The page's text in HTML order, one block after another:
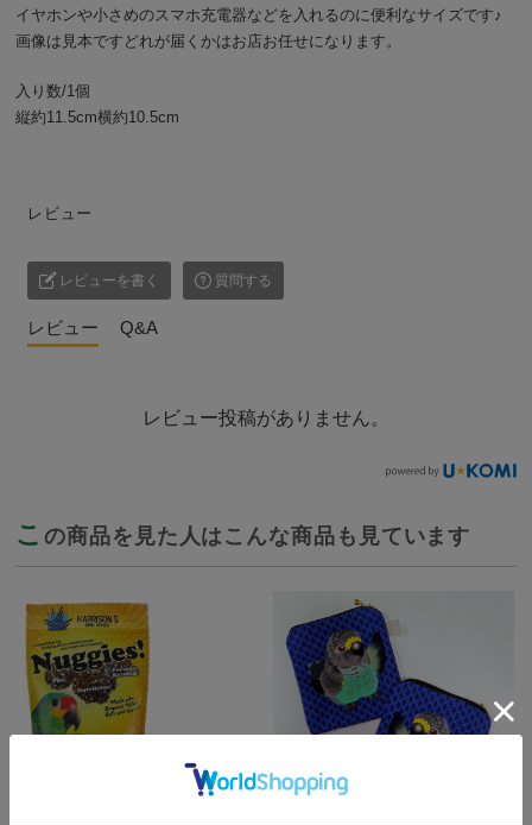
イヤホンや小さめのスマホ充電器などを入れるのに便利なサイズです♪
画像は見本ですどれが届くかはお店お任せになります。
入り数/1個
縦約11.5cm横約10.5cm
レビュー
レビューを書く 質問する
レビュー Q&A
レビュー投稿がありません。
こ の商品を見た人はこんな商品も見ています